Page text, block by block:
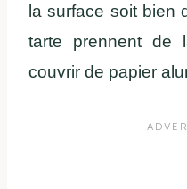
la surface soit bien
tarte prennent de
couvrir de papier